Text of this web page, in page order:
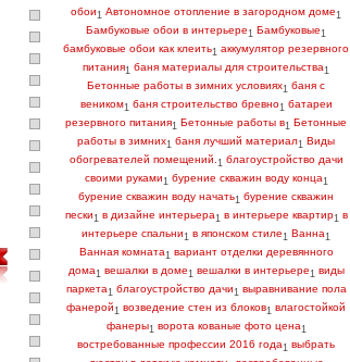
обои 1 Автономное отопление в загородном доме 1
Бамбуковые обои в интерьере 1 Бамбуковые 1
бамбуковые обои как клеить1 аккумулятор резервного
питания1 баня материалы для строительства 1
Бетонные работы в зимних условиях1 баня с
веником1 баня строительство бревно1 батареи
резервного питания1 Бетонные работы в1 Бетонные
работы в зимних1 баня лучший материал1 Виды
обогревателей помещений. 1 благоустройство дачи
своими руками 1 бурение скважин воду конца1
бурение скважин воду начать1 бурение скважин
пески 1 в дизайне интерьера1 в интерьере квартир1 в
интерьере спальни 1 в японском стиле 1 Ванна 1
Ванная комната1 вариант отделки деревянного
дома1 вешалки в доме 1 вешалки в интерьере 1 виды
паркета1 благоустройство дачи 1 выравнивание пола
фанерой 1 возведение стен из блоков1 влагостойкой
фанеры1 ворота кованые фото цена1
востребованные профессии 2016 года 1 выбрать